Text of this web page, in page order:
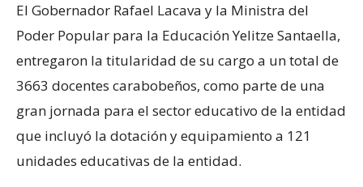
El Gobernador Rafael Lacava y la Ministra del
Poder Popular para la Educación Yelitze Santaella,
entregaron la titularidad de su cargo a un total de
3663 docentes carabobeños, como parte de una
gran jornada para el sector educativo de la entidad
que incluyó la dotación y equipamiento a 121
unidades educativas de la entidad.